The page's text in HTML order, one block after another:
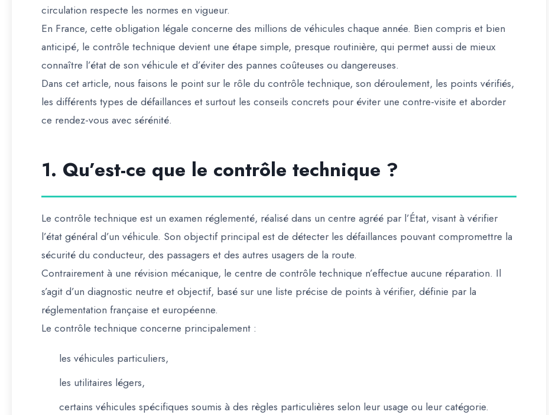
circulation respecte les normes en vigueur.
En France, cette obligation légale concerne des millions de véhicules chaque année. Bien compris et bien
anticipé, le contrôle technique devient une étape simple, presque routinière, qui permet aussi de mieux
connaître l’état de son véhicule et d’éviter des pannes coûteuses ou dangereuses.
Dans cet article, nous faisons le point sur le rôle du contrôle technique, son déroulement, les points vérifiés,
les différents types de défaillances et surtout les conseils concrets pour éviter une contre-visite et aborder
ce rendez-vous avec sérénité.
1. Qu’est-ce que le contrôle technique ?
Le contrôle technique est un examen réglementé, réalisé dans un centre agréé par l’État, visant à vérifier
l’état général d’un véhicule. Son objectif principal est de détecter les défaillances pouvant compromettre la
sécurité du conducteur, des passagers et des autres usagers de la route.
Contrairement à une révision mécanique, le centre de contrôle technique n’effectue aucune réparation. Il
s’agit d’un diagnostic neutre et objectif, basé sur une liste précise de points à vérifier, définie par la
réglementation française et européenne.
Le contrôle technique concerne principalement :
les véhicules particuliers,
les utilitaires légers,
certains véhicules spécifiques soumis à des règles particulières selon leur usage ou leur catégorie.